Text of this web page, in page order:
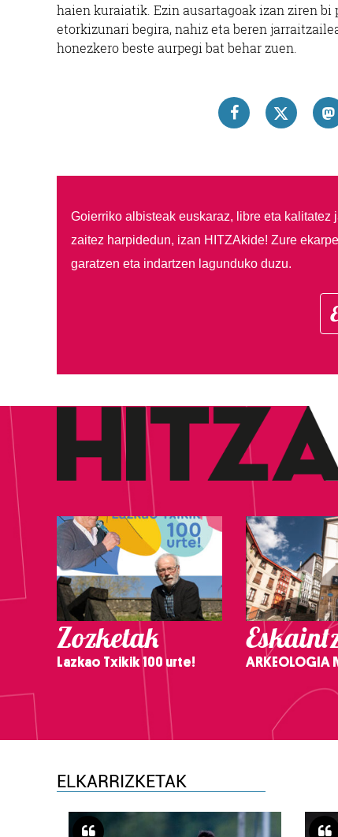
haien kuraiatik. Ezin ausartagoak izan ziren
etorkizunari begira, nahiz eta beren
honezkero beste aurpegi bat behar zuen.
Goierriko albisteak euskaraz, libre eta kalitatez
zaitez harpidedun, izan HITZAkide! Zure
garatzen eta indartzen lagunduko duzu.
Zozketak
Lazkao Txikik 100 urte! ARKEOLOGIA
ELKARRIZKETAK